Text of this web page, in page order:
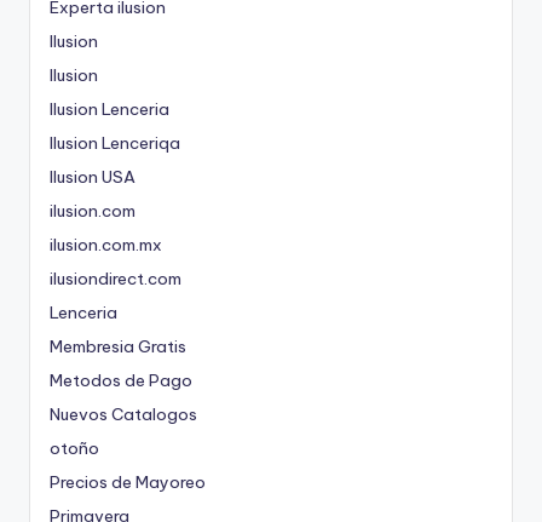
Experta ilusion
Ilusion
Ilusion
Ilusion Lenceria
Ilusion Lenceriqa
Ilusion USA
ilusion.com
ilusion.com.mx
ilusiondirect.com
Lenceria
Membresia Gratis
Metodos de Pago
Nuevos Catalogos
otoño
Precios de Mayoreo
Primavera